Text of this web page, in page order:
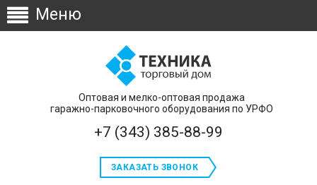
Оптовая и мелко-оптовая продажа
гаражно-парковочного оборудования по УРФО
+7 (343) 385-88-99
ЗАКАЗАТЬ ЗВОНОК